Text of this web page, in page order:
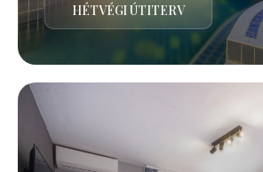
HÉTVÉGI ÚTITERV